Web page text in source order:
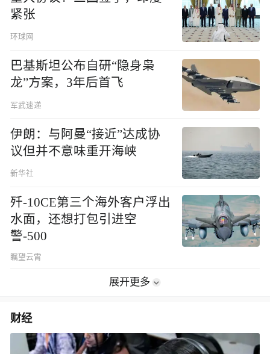
紧张
环球网
巴基斯坦公布自研“隐身枭
龙”方案，3年后首飞
军武速递
伊朗：与阿曼“接近”达成协
议但并不意味重开海峡
新华社
歼-10CE第三个海外客户浮出
水面，还想打包引进空
警-500
瞩望云霄
展开更多
财经